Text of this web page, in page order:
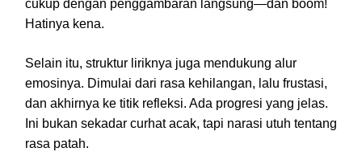
cukup dengan penggambaran langsung—dan boom!
Hatinya kena.
Selain itu, struktur liriknya juga mendukung alur
emosinya. Dimulai dari rasa kehilangan, lalu frustasi,
dan akhirnya ke titik refleksi. Ada progresi yang jelas.
Ini bukan sekadar curhat acak, tapi narasi utuh tentang
rasa patah.